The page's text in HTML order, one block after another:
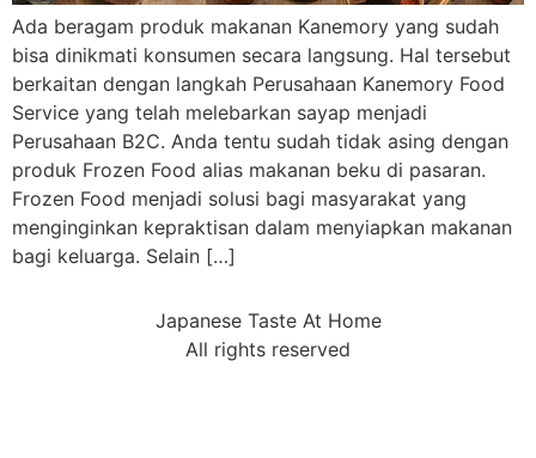
Ada beragam produk makanan Kanemory yang sudah
bisa dinikmati konsumen secara langsung. Hal tersebut
berkaitan dengan langkah Perusahaan Kanemory Food
Service yang telah melebarkan sayap menjadi
Perusahaan B2C. Anda tentu sudah tidak asing dengan
produk Frozen Food alias makanan beku di pasaran.
Frozen Food menjadi solusi bagi masyarakat yang
menginginkan kepraktisan dalam menyiapkan makanan
bagi keluarga. Selain […]
Japanese Taste At Home
All rights reserved